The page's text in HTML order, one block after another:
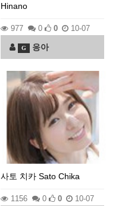
Hinano
977 0 0 10-07
G 응아
사토 치카 Sato Chika
1156 0 0 10-07